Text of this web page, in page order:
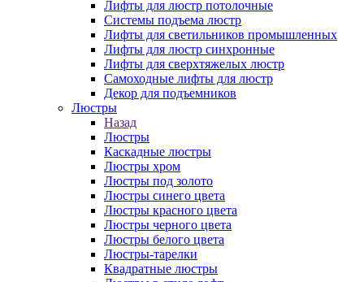
Лифты для люстр потолочные
Системы подъема люстр
Лифты для светильников промышленных
Лифты для люстр синхронные
Лифты для сверхтяжелых люстр
Самоходные лифты для люстр
Декор для подъемников
Люстры
Назад
Люстры
Каскадные люстры
Люстры хром
Люстры под золото
Люстры синего цвета
Люстры красного цвета
Люстры черного цвета
Люстры белого цвета
Люстры-тарелки
Квадратные люстры